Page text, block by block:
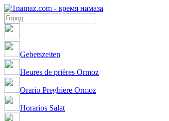
Gebetszeiten
Heures de prières Ormoz
Orario Preghiere Ormoz
Horarios Salat